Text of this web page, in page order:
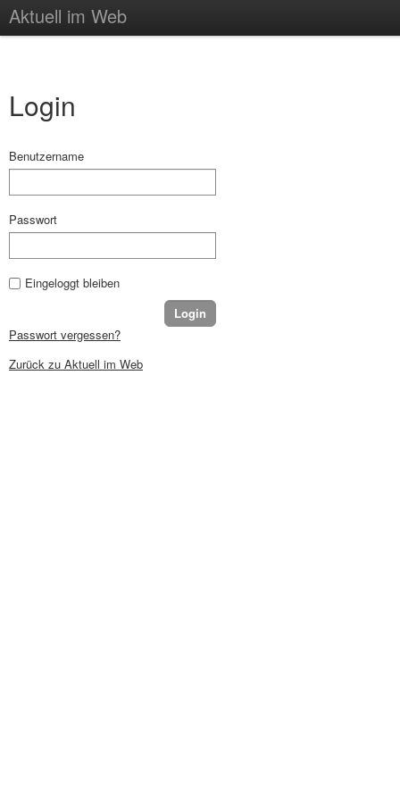
Aktuell im Web
Login
Benutzername
Passwort
Eingeloggt bleiben
Passwort vergessen?
Zurück zu Aktuell im Web